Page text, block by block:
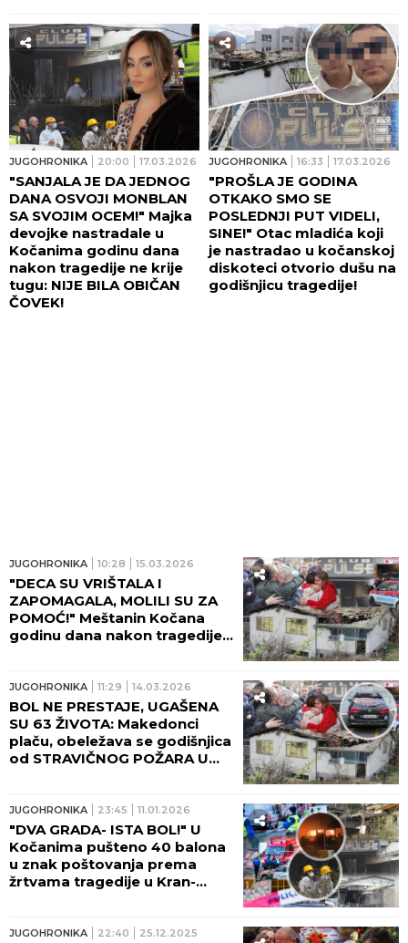
JUGOHRONIKA 20:00 17.03.2026
"SANJALA JE DA JEDNOG
DANA OSVOJI MONBLAN
SA SVOJIM OCEM!" Majka
devojke nastradale u
Kočanima godinu dana
nakon tragedije ne krije
tugu: NIJE BILA OBIČAN
ČOVEK!
JUGOHRONIKA 16:33 17.03.2026
"PROŠLA JE GODINA
OTKAKO SMO SE
POSLEDNJI PUT VIDELI,
SINE!" Otac mladića koji
je nastradao u kočanskoj
diskoteci otvorio dušu na
godišnjicu tragedije!
JUGOHRONIKA 10:28 15.03.2026
"DECA SU VRIŠTALA I
ZAPOMAGALA, MOLILI SU ZA
POMOĆ!" Meštanin Kočana
godinu dana nakon tragedije:
JUGOHRONIKA 11:29 14.03.2026
BOL NE PRESTAJE, UGAŠENA
SU 63 ŽIVOTA: Makedonci
plaču, obeležava se godišnjica
od STRAVIČNOG POŽARA U
JUGOHRONIKA 23:45 11.01.2026
"DVA GRADA- ISTA BOL!" U
Kočanima pušteno 40 balona
u znak poštovanja prema
žrtvama tragedije u Kran-
JUGOHRONIKA 22:40 25.12.2025